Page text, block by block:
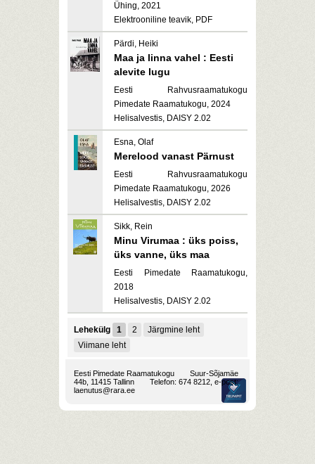
Ühing, 2021
Elektrooniline teavik, PDF
Pärdi, Heiki
Maa ja linna vahel : Eesti
alevite lugu
Eesti Rahvusraamatukogu
Pimedate Raamatukogu, 2024
Helisalvestis, DAISY 2.02
Esna, Olaf
Merelood vanast Pärnust
Eesti Rahvusraamatukogu
Pimedate Raamatukogu, 2026
Helisalvestis, DAISY 2.02
Sikk, Rein
Minu Virumaa : üks poiss,
üks vanne, üks maa
Eesti Pimedate Raamatukogu,
2018
Helisalvestis, DAISY 2.02
Lehekülg 1 2
Järgmine leht
Viimane leht
Eesti Pimedate Raamatukogu
Suur-Sõjamäe
44b, 11415 Tallinn
Telefon: 674 8212, e-post:
laenutus@rara.ee